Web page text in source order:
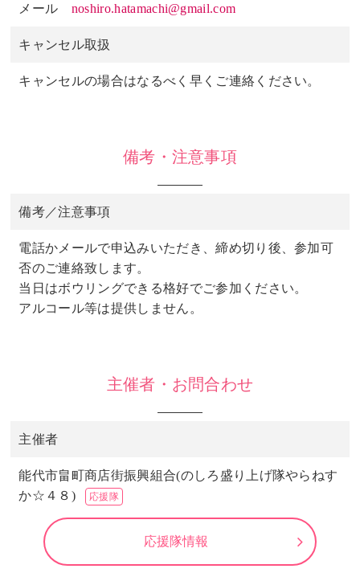
メール noshiro.hatamachi@gmail.com
キャンセル取扱
キャンセルの場合はなるべく早くご連絡ください。
備考・注意事項
備考／注意事項
電話かメールで申込みいただき、締め切り後、参加可
否のご連絡致します。
当日はボウリングできる格好でご参加ください。
アルコール等は提供しません。
主催者・お問合わせ
主催者
能代市畠町商店街振興組合(のしろ盛り上げ隊やらねす
か☆４８)
応援隊
応援隊情報